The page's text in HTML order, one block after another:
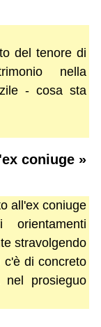
del tenore di
nella
- cosa sta
coniuge »
all'ex coniuge
stravolgendo
di concreto
prosieguo